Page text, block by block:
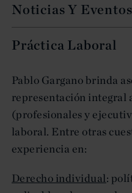
Práctica Laboral
Pablo Gargano brinda
representación integral
(profesionales y
laboral. Entre otras
experiencia en:
Derecho individual:
Noticias Y Eventos